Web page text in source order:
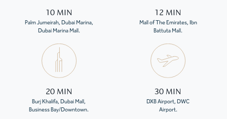
10 MIN
Palm Jumeirah, Dubai Marina,
Dubai Marina Mall.
12 MIN
Mall of The Emirates, Ibn
Battuta Mall.
20 MIN
Burj Khalifa, Dubai Mall,
Business Bay/Downtown.
30 MIN
DXB Airport, DWC
Airport.